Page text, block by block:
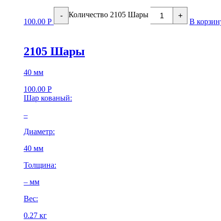
100.00 Р
- Количество 2105 Шары +
В
2105 Шары
40 мм
100.00 Р
Шар кованый:
–
Диаметр:
40 мм
Толщина:
– мм
Вес:
0.27 кг